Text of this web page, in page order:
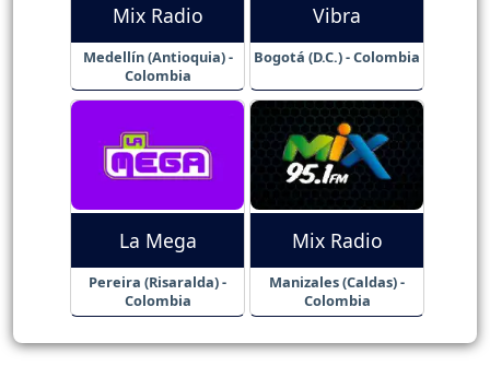
Mix Radio
Medellín (Antioquia) -
Colombia
Vibra
Bogotá (D.C.) - Colombia
La Mega
Pereira (Risaralda) -
Colombia
Mix Radio
Manizales (Caldas) -
Colombia